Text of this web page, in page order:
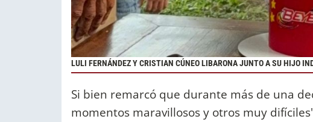
LULI FERNÁNDEZ Y CRISTIAN CÚNEO LIBARONA JUNTO A SU HIJO
Si bien remarcó que durante más de una
momentos maravillosos y otros muy